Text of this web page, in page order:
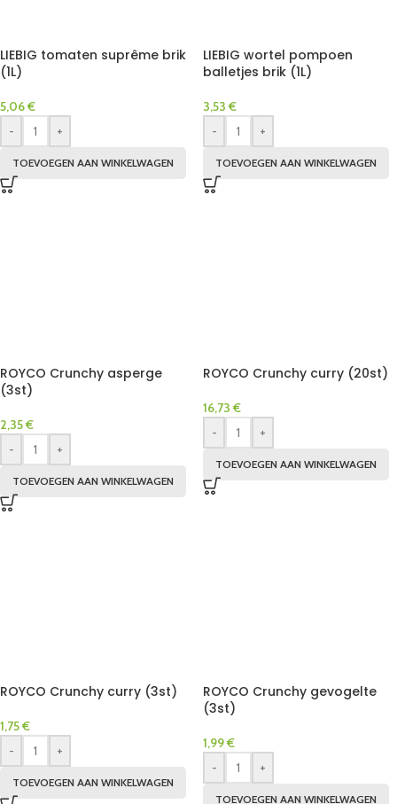
LIEBIG tomaten suprême brik
(1L)
5,06€
-
+
TOEVOEGEN AAN WINKELWAGEN
LIEBIG wortel pompoen
balletjes brik (1L)
3,53 €
-
+
TOEVOEGEN AAN WINKELWAGEN
ROYCO Crunchy asperge
(3st)
2,35€
-
+
TOEVOEGEN AAN WINKELWAGEN
ROYCO Crunchy curry (20st)
16,73 €
-
+
TOEVOEGEN AAN WINKELWAGEN
ROYCO Crunchy curry (3st)
1,75€
-
+
TOEVOEGEN AAN WINKELWAGEN
ROYCO Crunchy gevogelte
(3st)
1,99€
-
+
TOEVOEGEN AAN WINKELWAGEN